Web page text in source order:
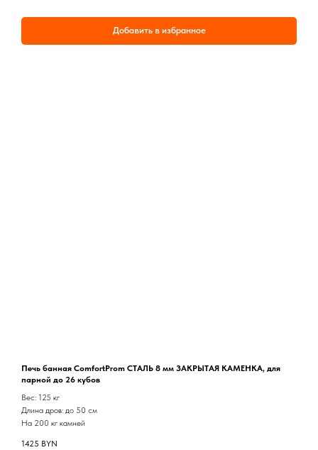
Добавить в избранное
Печь банная ComfortProm СТАЛЬ 8 мм ЗАКРЫТАЯ КАМЕНКА, для
парной до 26 кубов
Вес: 125 кг
Длина дров: до 50 см
На 200 кг камней
1425 BYN